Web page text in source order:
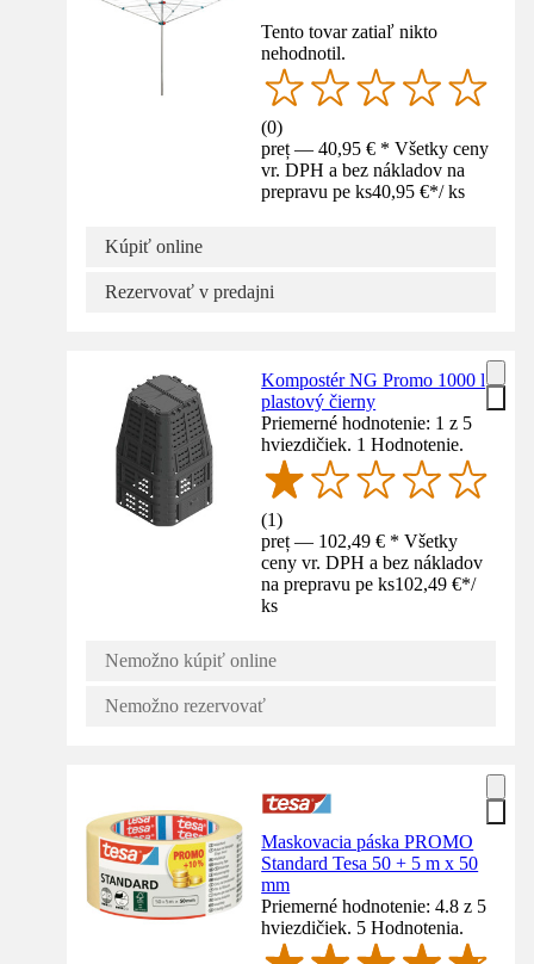
Tento tovar zatiaľ nikto
nehodnotil.
(0)
preț — 40,95 € * Všetky ceny
vr. DPH a bez nákladov na
prepravu pe ks40,95 €*/ ks
Kúpiť online
Rezervovať v predajni
Kompostér NG Promo 1000 l
plastový čierny
Priemerné hodnotenie: 1 z 5
hviezdičiek. 1 Hodnotenie.
(1)
preț — 102,49 € * Všetky
ceny vr. DPH a bez nákladov
na prepravu pe ks102,49 €*/
ks
Nemožno kúpiť online
Nemožno rezervovať
Maskovacia páska PROMO
Standard Tesa 50 + 5 m x 50
mm
Priemerné hodnotenie: 4.8 z 5
hviezdičiek. 5 Hodnotenia.